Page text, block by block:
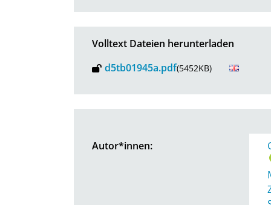
Volltext Dateien herunterladen
d5tb01945a.pdf(5452KB)
Autor*innen: